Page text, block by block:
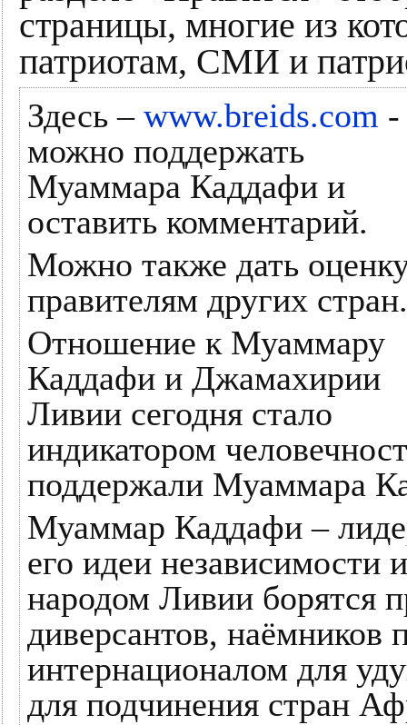
страницы, многие из
патриотам, СМИ и
Здесь – www.breids.com -
можно поддержать
Муаммара Каддафи и
оставить комментарий.
Можно также дать
правителям других стран.
Отношение к Муаммару
Каддафи и Джамахирии
Ливии сегодня стало
индикатором
поддержали Муаммара
Муаммар Каддафи –
его идеи независимости
народом Ливии борятся
диверсантов,
интернационалом для
для подчинения стран